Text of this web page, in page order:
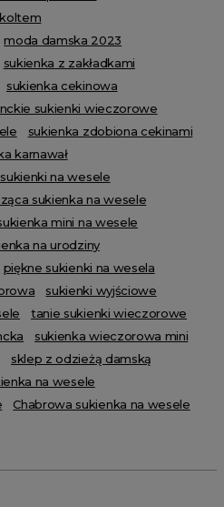
moda damska 2023
sukienka z zakładkami
sukienka cekinowa
sukienki wieczorowe
sukienka zdobiona cekinami
karnawał
na wesele
sukienka na wesele
mini na wesele
na urodziny
piękne sukienki na wesela
sukienki wyjściowe
tanie sukienki wieczorowe
sukienka wieczorowa mini
sklep z odzieżą damską
na wesele
Chabrowa sukienka na wesele